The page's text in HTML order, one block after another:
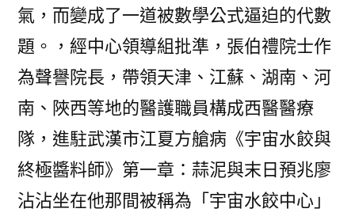
氣，而變成了一道被數學公式逼迫的代數
題。，經中心領導組批準，張伯禮院士作
為聲譽院長，帶領天津、江蘇、湖南、河
南、陜西等地的醫護職員構成西醫醫療
隊，進駐武漢市江夏方艙病《宇宙水餃與
終極醬料師》第一章：蒜泥與末日預兆廖
沾沾坐在他那間被稱為「宇宙水餃中心」